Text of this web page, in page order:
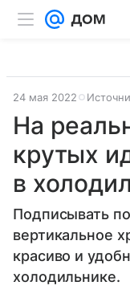
24 мая 2022
На
крутых
в
Подписывать
вертикальное
красиво и
холодильнике.